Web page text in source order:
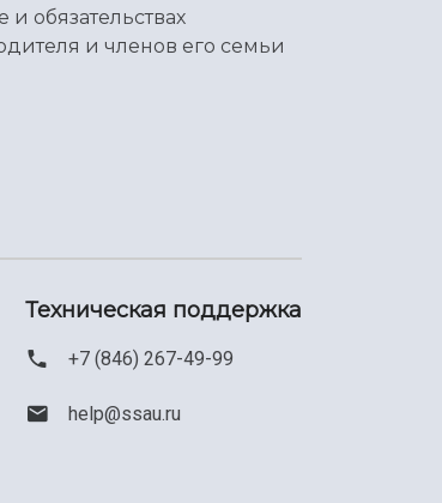
обязательствах
и членов его семьи
Техническая поддержка
+7 (846) 267-49-99
help@ssau.ru